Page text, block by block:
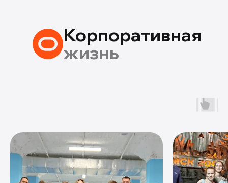
Корпоративная
жизнь